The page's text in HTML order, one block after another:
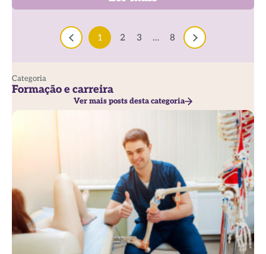
1 2 3 … 8
Categoria
Formação e carreira
Ver mais posts desta categoria